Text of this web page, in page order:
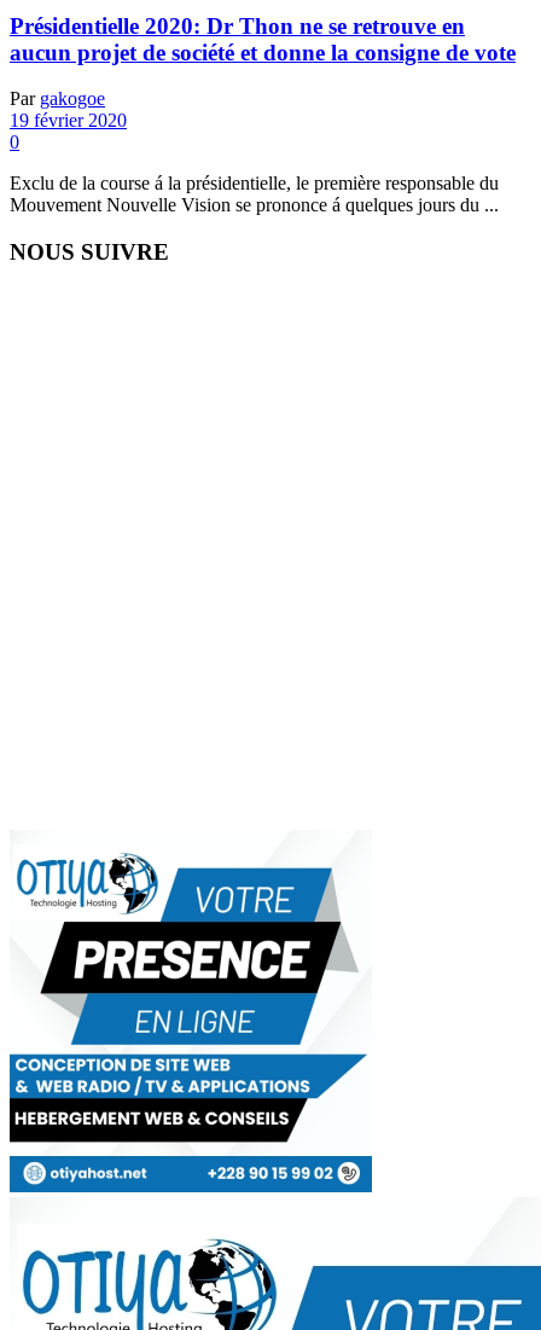
Présidentielle 2020: Dr Thon ne se retrouve en
aucun projet de société et donne la consigne de vote
Par gakogoe
19 février 2020
0
Exclu de la course á la présidentielle, le première responsable du
Mouvement Nouvelle Vision se prononce á quelques jours du ...
NOUS SUIVRE